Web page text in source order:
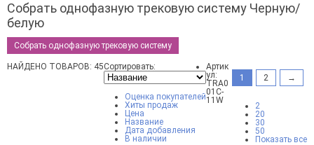
Собрать однофазную трековую систему Черную/
белую
Собрать однофазную трековую систему
НАЙДЕНО ТОВАРОВ: 45
1
2 →
Сортировать:
Оценка покупателей
Хиты продаж
Цена
Название
Дата добавления
В наличии
2
20
30
50
Показать все
Артик
ул:
TRA0
01C-
11W